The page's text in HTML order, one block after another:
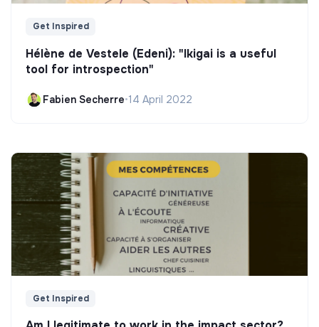
Get Inspired
Hélène de Vestele (Edeni): "Ikigai is a useful
tool for introspection"
Fabien Secherre•14 April 2022
Get Inspired